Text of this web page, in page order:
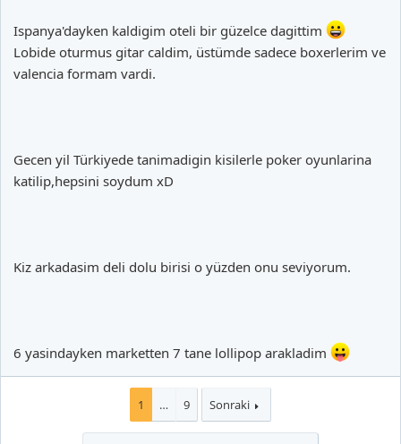
Ispanya'dayken kaldigim oteli bir güzelce dagittim
Lobide oturmus gitar caldim, üstümde sadece boxerlerim ve
valencia formam vardi.
Gecen yil Türkiyede tanimadigin kisilerle poker oyunlarina
katilip,hepsini soydum xD
Kiz arkadasim deli dolu birisi o yüzden onu seviyorum.
6 yasindayken marketten 7 tane lollipop arakladim
1 … 9 Sonraki